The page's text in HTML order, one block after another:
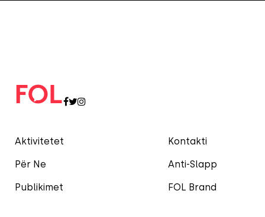
Aktivitetet
Për Ne
Publikimet
Kontakti
Anti-Slapp
FOL Brand